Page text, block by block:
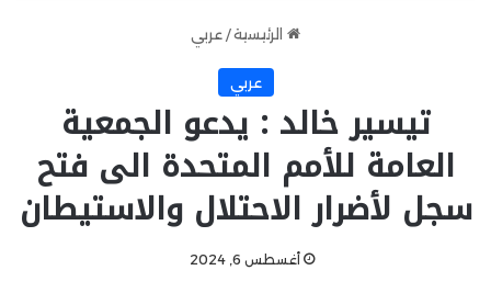
الرئيسية/ عربي
عربي
تيسير خالد : يدعو الجمعية
العامة للأمم المتحدة الى فتح
سجل لأضرار الاحتلال والاستيطان
أغسطس 6, 2024